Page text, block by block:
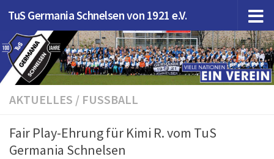
Zum Inhalt springen
TuS Germania Schnelsen von 1921 e.V.
AKTUELLES / FUSSBALL
Fair Play-Ehrung für Kimi R. vom TuS
Germania Schnelsen